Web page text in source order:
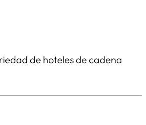
de hoteles de cadena